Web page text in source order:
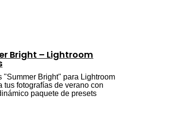
Bright – Lightroom
"Summer Bright" para Lightroom
tus fotografías de verano con
paquete de presets